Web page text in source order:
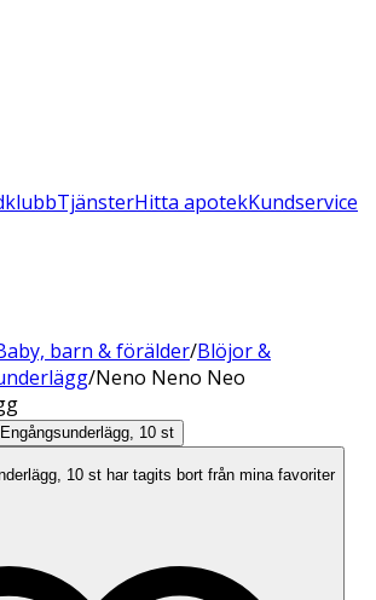
TjänsterHitta apotekKundservice
barn & förälder/Blöjor &
/Neno Neno Neo
10 st har tagits bort från mina favoriter